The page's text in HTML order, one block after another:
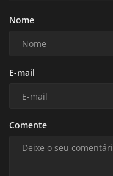
Nome
E-mail
Comente